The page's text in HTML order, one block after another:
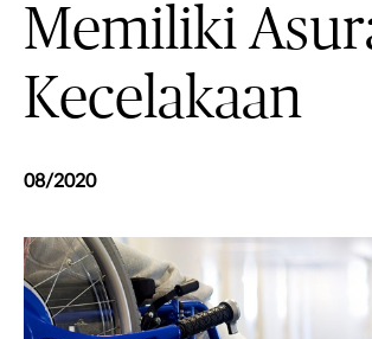
Memiliki
Kecelakaan
08/2020